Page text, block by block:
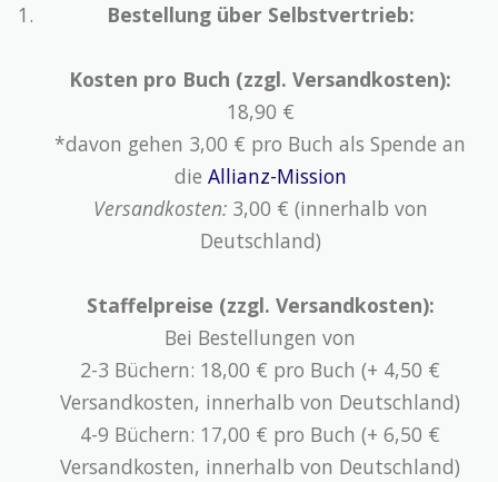
Bestellung über Selbstvertrieb:
Kosten pro Buch (zzgl. Versandkosten):
18,90 €
*davon gehen 3,00 € pro Buch als Spende an
die Allianz-Mission
Versandkosten:3,00 € (innerhalb von
Deutschland)
Staffelpreise (zzgl. Versandkosten):
Bei Bestellungen von
2-3 Büchern: 18,00 € pro Buch (+ 4,50 €
Versandkosten, innerhalb von Deutschland)
4-9 Büchern: 17,00 € pro Buch (+ 6,50 €
Versandkosten, innerhalb von Deutschland)